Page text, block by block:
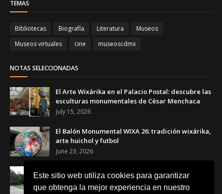
Este sitio web utiliza cookies para garantizar
que obtenga la mejor experiencia en nuestro
TEMAS
Bibliotecas Biografía Literatura
Museos
Museos virtuales
cine museoscdmx
NOTAS SELECCIONADAS
El Arte Wixárika en el Palacio Postal: descubre las
esculturas monumentales de César Menchaca
July 15, 2026
El Balón Monumental WIXA 26: tradición wixárika,
arte huichol y futbol
June 23, 2026
Canchas Desiguales en el Museo Tamayo: el arte
que transforma el futbol en una reflexión social
June 23, 2026